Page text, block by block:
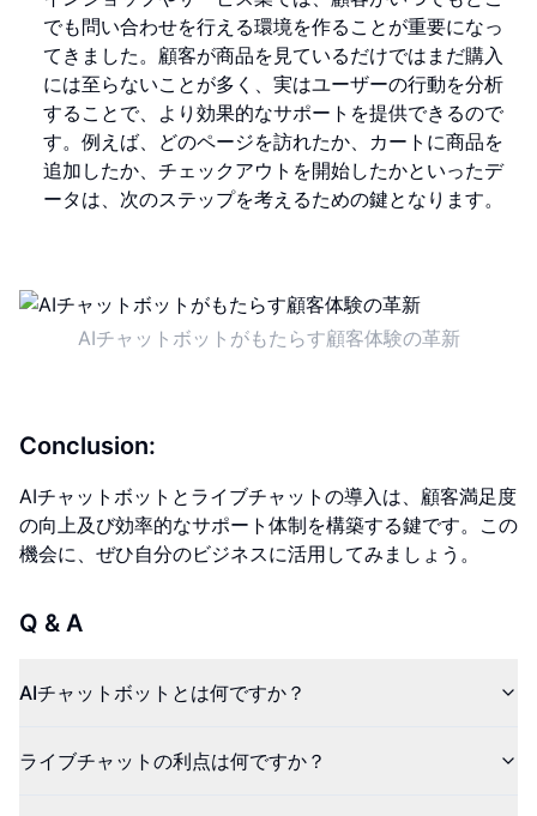
でも問い合わせを行える環境を作ることが重要になっ
てきました。顧客が商品を見ているだけではまだ購入
には至らないことが多く、実はユーザーの行動を分析
することで、より効果的なサポートを提供できるので
す。例えば、どのページを訪れたか、カートに商品を
追加したか、チェックアウトを開始したかといったデ
ータは、次のステップを考えるための鍵となります。
AIチャットボットがもたらす顧客体験の革新
Conclusion:
AIチャットボットとライブチャットの導入は、顧客満足度
の向上及び効率的なサポート体制を構築する鍵です。この
機会に、ぜひ自分のビジネスに活用してみましょう。
Q & A
AIチャットボットとは何ですか？
ライブチャットの利点は何ですか？